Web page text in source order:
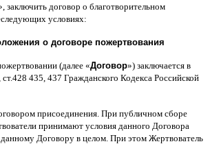
заключить договор o благотворительном
условиях:
o договоре пожертвования
(далее «Договор») заключается в
ст.428 435, 437 Гражданского Кодекса Российской
присоединения При публичном сборе
принимают условия данного Договора
Договору в целом При этом Жертвователь